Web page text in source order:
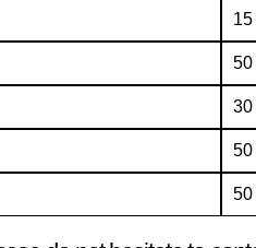
50
30
50
50